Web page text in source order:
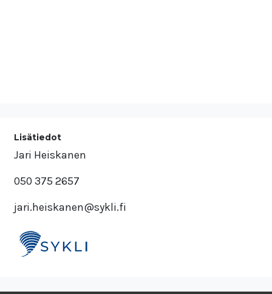
Lisätiedot
Jari Heiskanen
050 375 2657
jari.heiskanen@sykli.fi